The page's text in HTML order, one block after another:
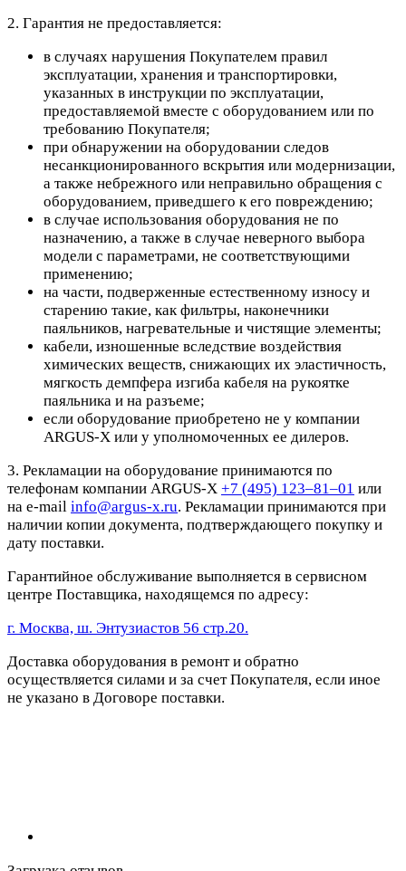
2. Гарантия не предоставляется:
в случаях нарушения Покупателем правил
эксплуатации, хранения и транспортировки,
указанных в инструкции по эксплуатации,
предоставляемой вместе с оборудованием или по
требованию Покупателя;
при обнаружении на оборудовании следов
несанкционированного вскрытия или модернизации,
а также небрежного или неправильно обращения с
оборудованием, приведшего к его повреждению;
в случае использования оборудования не по
назначению, а также в случае неверного выбора
модели с параметрами, не соответствующими
применению;
на части, подверженные естественному износу и
старению такие, как фильтры, наконечники
паяльников, нагревательные и чистящие элементы;
кабели, изношенные вследствие воздействия
химических веществ, снижающих их эластичность,
мягкость демпфера изгиба кабеля на рукоятке
паяльника и на разъеме;
если оборудование приобретено не у компании
ARGUS-X или у уполномоченных ее дилеров.
3. Рекламации на оборудование принимаются по
телефонам компании ARGUS-X +7 (495) 123–81–01 или
на e-mail info@argus-x.ru. Рекламации принимаются при
наличии копии документа, подтверждающего покупку и
дату поставки.
Гарантийное обслуживание выполняется в сервисном
центре Поставщика, находящемся по адресу:
г. Москва, ш. Энтузиастов 56 стр.20.
Доставка оборудования в ремонт и обратно
осуществляется силами и за счет Покупателя, если иное
не указано в Договоре поставки.